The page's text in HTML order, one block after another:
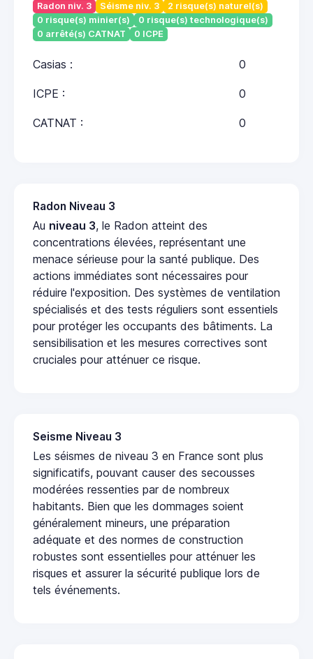
Radon niv. 3 Séisme niv. 3
2 risque(s) naturel(s)
0 risque(s) minier(s)
0 risque(s) technologique(s)
0 arrêté(s) CATNAT
0 ICPE
Casias : 0
ICPE : 0
CATNAT : 0
Radon Niveau 3
Au niveau 3, le Radon atteint des
concentrations élevées, représentant une
menace sérieuse pour la santé publique. Des
actions immédiates sont nécessaires pour
réduire l'exposition. Des systèmes de ventilation
spécialisés et des tests réguliers sont essentiels
pour protéger les occupants des bâtiments. La
sensibilisation et les mesures correctives sont
cruciales pour atténuer ce risque.
Seisme Niveau 3
Les séismes de niveau 3 en France sont plus
significatifs, pouvant causer des secousses
modérées ressenties par de nombreux
habitants. Bien que les dommages soient
généralement mineurs, une préparation
adéquate et des normes de construction
robustes sont essentielles pour atténuer les
risques et assurer la sécurité publique lors de
tels événements.